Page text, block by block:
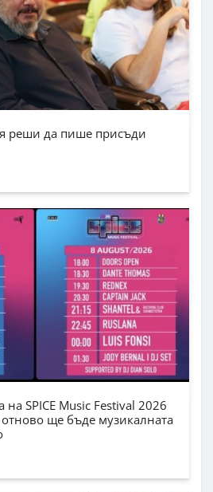
реши да пише присъди
SPICE Music Festival 2026
отново ще бъде музикалната